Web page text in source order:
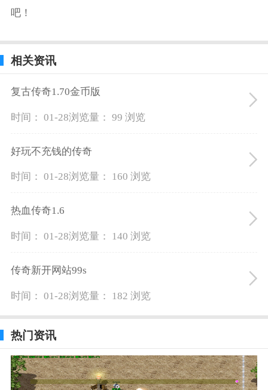
吧！
相关资讯
复古传奇1.70金币版
时间： 01-28浏览量： 99 浏览
好玩不充钱的传奇
时间： 01-28浏览量： 160 浏览
热血传奇1.6
时间： 01-28浏览量： 140 浏览
传奇新开网站99s
时间： 01-28浏览量： 182 浏览
热门资讯